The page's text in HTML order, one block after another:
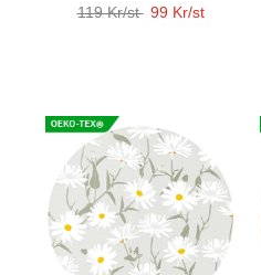
119 Kr/st 99 Kr/st